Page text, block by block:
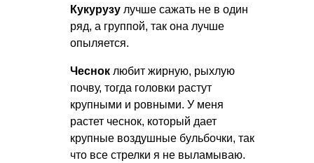
Кукурузу лучше сажать не в один
ряд, а группой, так она лучше
опыляется.
Чеснок любит жирную, рыхлую
почву, тогда головки растут
крупными и ровными. У меня
растет чеснок, который дает
крупные воздушные бульбочки, так
что все стрелки я не выламываю.